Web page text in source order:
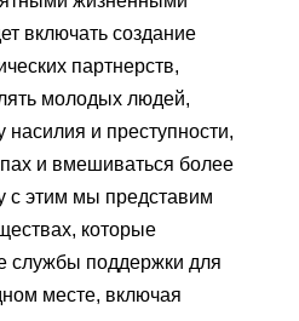
включать создание
партнерств,
молодых людей,
и преступности,
и вмешиваться более
с этим мы представим
которые
службы поддержки для
месте, включая